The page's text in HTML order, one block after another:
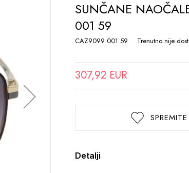
SUNČANE
001 59
CAZ9099 001 59 Trenutno nije
307,92 EUR
Detalji